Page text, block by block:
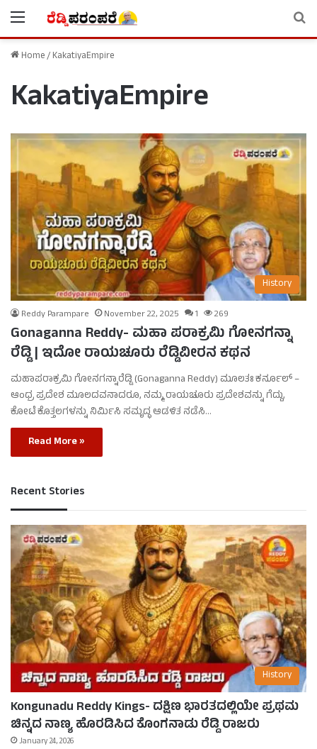
Menu
Home/KakatiyaEmpire
KakatiyaEmpire
History
Reddy Parampare November 22, 2025 1 269
Gonaganna Reddy- ಮಹಾ ಪರಾಕ್ರಮಿ ಗೋನಗನ್ನಾ
ರೆಡ್ಡಿ | ಇದೋ ರಾಯಚೂರು ರೆಡ್ಡಿವೀರನ ಕಥನ
ಮಹಾಪರಾಕ್ರಮಿ ಗೋನಗನ್ನಾರೆಡ್ಡಿ (Gonaganna Reddy) ಮೂಲತಃ ಕರ್ನೂಲ್ –
ಆಂಧ್ರ ಪ್ರದೇಶ ಮೂಲದವನಾದರೂ, ನಮ್ಮ ರಾಯಚೂರು ಪ್ರದೇಶವನ್ನು ಗೆದ್ದು,
ಕೋಟೆ ಕೊತ್ತಲಗಳನ್ನು ನಿರ್ಮಿಸಿ ಸಮೃದ್ಧ ಆಡಳಿತ ನಡೆಸಿ…
Read More »
Recent Stories
History
Kongunadu Reddy Kings- ದಕ್ಷಿಣ ಭಾರತದಲ್ಲಿಯೇ ಪ್ರಥಮ
ಚಿನ್ನದ ನಾಣ್ಯ ಹೊರಡಿಸಿದ ಕೊಂಗನಾಡು ರೆಡ್ಡಿ ರಾಜರು
January 24, 2026